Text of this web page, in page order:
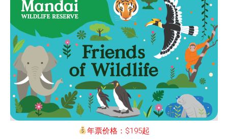
年票价格：$195起